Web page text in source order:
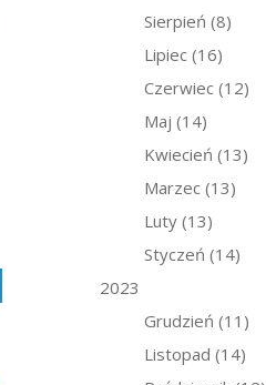
Sierpień (8)
Lipiec (16)
Czerwiec (12)
Maj (14)
Kwiecień (13)
Marzec (13)
Luty (13)
Styczeń (14)
2023
Grudzień (11)
Listopad (14)